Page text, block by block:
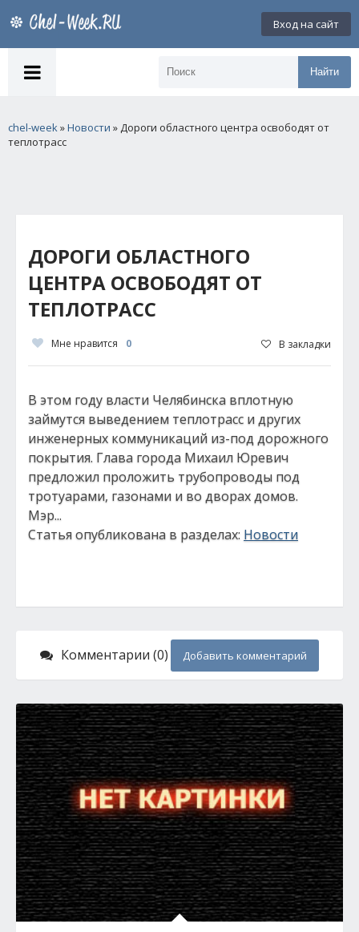
Вход на сайт
Найти
chel-week»Новости » Дороги областного центра освободят от
теплотрасс
ДОРОГИ ОБЛАСТНОГО
ЦЕНТРА ОСВОБОДЯТ ОТ
ТЕПЛОТРАСС
Мне нравится 0 В закладки
В этом году власти Челябинска вплотную
займутся выведением теплотрасс и других
инженерных коммуникаций из-под дорожного
покрытия. Глава города Михаил Юревич
предложил проложить трубопроводы под
тротуарами, газонами и во дворах домов.
Мэр...
Статья опубликована в разделах: Новости
Комментарии (0) Добавить комментарий